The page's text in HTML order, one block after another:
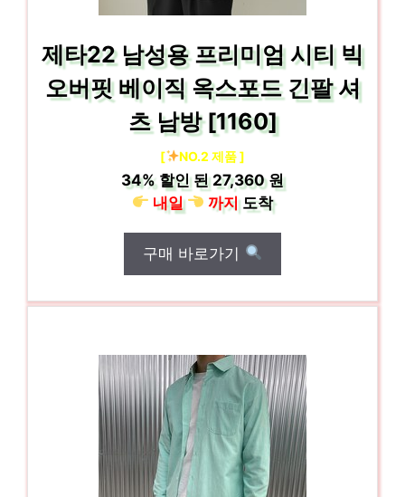
제타22 남성용 프리미엄 시티 빅
오버핏 베이직 옥스포드 긴팔 셔
츠 남방 [1160]
[ NO.2 제품 ]
34% 할인 된27,360 원
내일
까지도착
구매 바로가기